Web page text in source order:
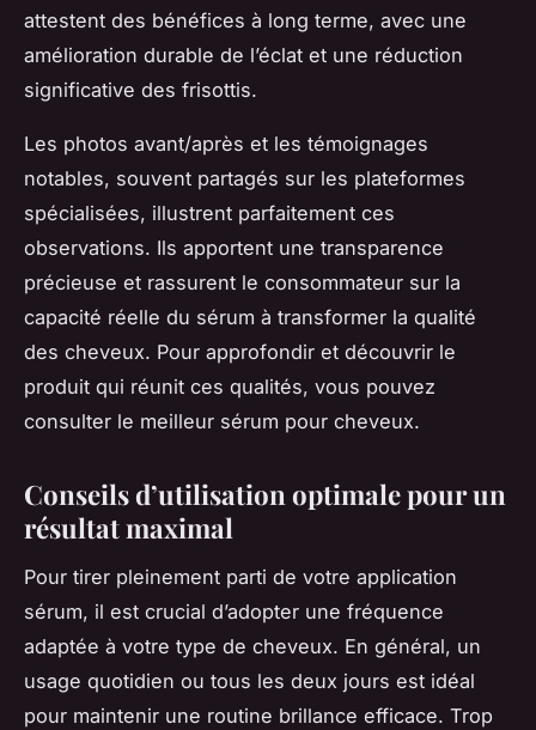
attestent des bénéfices à long terme, avec une
amélioration durable de l’éclat et une réduction
significative des frisottis.
Les photos avant/après et les témoignages
notables, souvent partagés sur les plateformes
spécialisées, illustrent parfaitement ces
observations. Ils apportent une transparence
précieuse et rassurent le consommateur sur la
capacité réelle du sérum à transformer la qualité
des cheveux. Pour approfondir et découvrir le
produit qui réunit ces qualités, vous pouvez
consulter le meilleur sérum pour cheveux.
Conseils d’utilisation optimale pour un
résultat maximal
Pour tirer pleinement parti de votre application
sérum, il est crucial d’adopter une fréquence
adaptée à votre type de cheveux. En général, un
usage quotidien ou tous les deux jours est idéal
pour maintenir une routine brillance efficace. Trop